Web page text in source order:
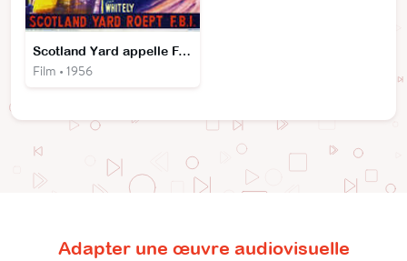
Scotland Yard appelle F.B.I.
Film • 1956
Adapter une œuvre audiovisuelle